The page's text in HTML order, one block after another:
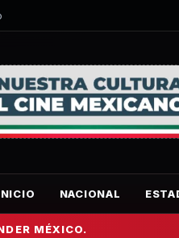
NACIONAL
MÉXICO.